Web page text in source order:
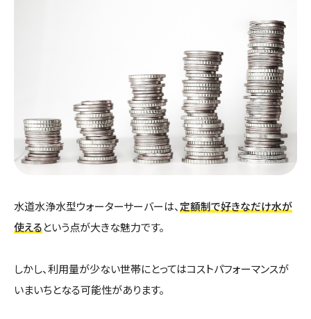
水道水浄水型ウォーターサーバーは、 定額制で好きなだけ水が
使える という点が大きな魅力です。
しかし、利用量が少ない世帯にとってはコストパフォーマンスが
いまいちとなる可能性があります。